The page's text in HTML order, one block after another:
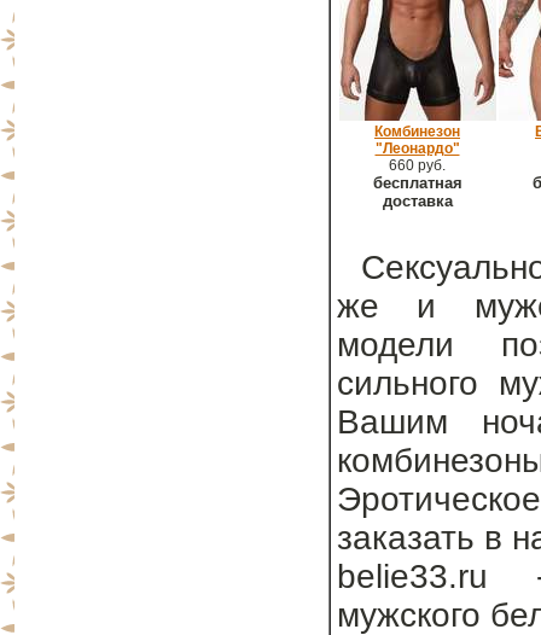
Комбинезон
"Леонардо"
660 руб.
бесплатная
доставка
же и
модели
сильного
Вашим
заказать в
belie33.ru -
мужского